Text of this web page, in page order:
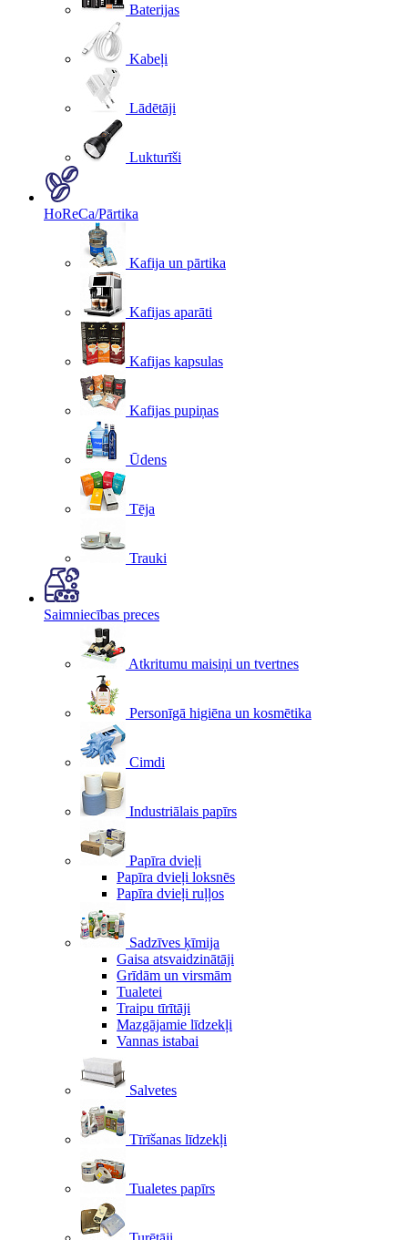
Baterijas
Kabeļi
Lādētāji
Lukturīši
HoReCa/Pārtika
Kafija un pārtika
Kafijas aparāti
Kafijas kapsulas
Kafijas pupiņas
Ūdens
Tēja
Trauki
Saimniecības preces
Atkritumu maisiņi un tvertnes
Personīgā higiēna un kosmētika
Cimdi
Industriālais papīrs
Papīra dvieļi
Papīra dvieļi loksnēs
Papīra dvieļi ruļļos
Sadzīves ķīmija
Gaisa atsvaidzinātāji
Grīdām un virsmām
Tualetei
Traipu tīrītāji
Mazgājamie līdzekļi
Vannas istabai
Salvetes
Tīrīšanas līdzekļi
Tualetes papīrs